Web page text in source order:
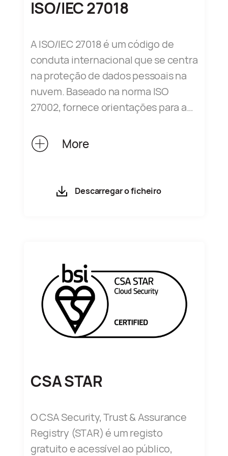
ISO/IEC 27018
A ISO/IEC 27018 é um código de
conduta internacional que se centra
na proteção de dados pessoais na
nuvem. Baseado na norma ISO
27002, fornece orientações para a
controlo ISO 27002 para
informações de identificação
garante uma proteção adequada
de conformidade comum para os
fornecedores de serviços de nuvem
que operam em mercados
multinacionais.
More
Descarregar o ficheiro
CSA STAR
O CSA Security, Trust & Assurance
Registry (STAR) é um registo
gratuito e acessível ao público,